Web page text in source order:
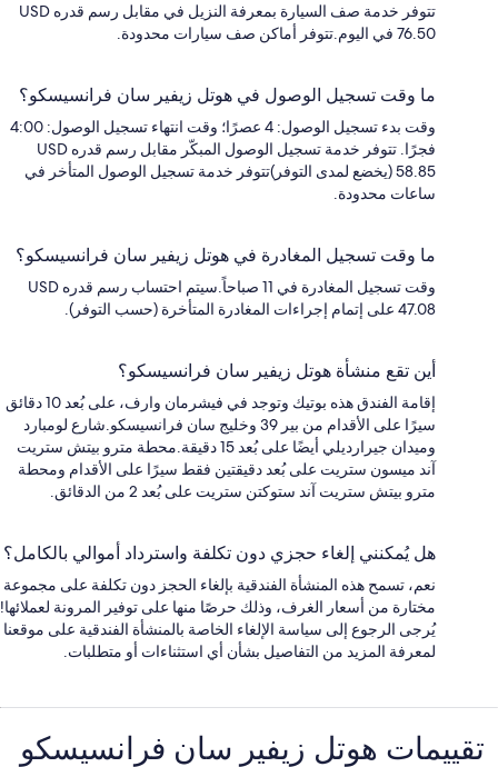
تتوفر خدمة صف السيارة بمعرفة النزيل في مقابل رسم قدره USD
76.50 في اليوم.تتوفر أماكن صف سيارات محدودة.
ما وقت تسجيل الوصول في هوتل زيفير سان فرانسيسكو؟
وقت بدء تسجيل الوصول: 4 عصرًا؛ وقت انتهاء تسجيل الوصول: 4:00
فجرًا. تتوفر خدمة تسجيل الوصول المبكّر مقابل رسم قدره USD
58.85 (يخضع لمدى التوفر)تتوفر خدمة تسجيل الوصول المتأخر في
ساعات محدودة.
ما وقت تسجيل المغادرة في هوتل زيفير سان فرانسيسكو؟
وقت تسجيل المغادرة في 11 صباحاً.سيتم احتساب رسم قدره USD
47.08 على إتمام إجراءات المغادرة المتأخرة (حسب التوفر).
أين تقع منشأة هوتل زيفير سان فرانسيسكو؟
إقامة الفندق هذه بوتيك وتوجد في فيشرمان وارف، على بُعد 10 دقائق
سيرًا على الأقدام من بير 39 وخليج سان فرانسيسكو.شارع لومبارد
وميدان جيرارديلي أيضًا على بُعد 15 دقيقة.محطة مترو بيتش ستريت
آند ميسون ستريت على بُعد دقيقتين فقط سيرًا على الأقدام ومحطة
مترو بيتش ستريت آند ستوكتن ستريت على بُعد 2 من الدقائق.
هل يُمكنني إلغاء حجزي دون تكلفة واسترداد أموالي بالكامل؟
نعم، تسمح هذه المنشأة الفندقية بإلغاء الحجز دون تكلفة على مجموعة
مختارة من أسعار الغرف، وذلك حرصًا منها على توفير المرونة لعملائها!
يُرجى الرجوع إلى سياسة الإلغاء الخاصة بالمنشأة الفندقية على موقعنا
لمعرفة المزيد من التفاصيل بشأن أي استثناءات أو متطلبات.
التقييمات
تقييمات ⁦هوتل زيفير سان فرانسيسكو⁩